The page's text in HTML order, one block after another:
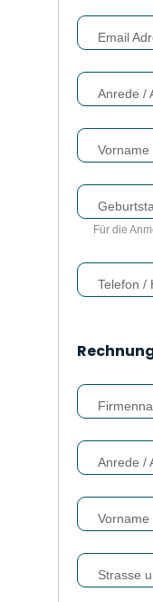
Email
Anrede /
Vorname
Für die
Telefon /
Anrede /
Vorname
Strasse